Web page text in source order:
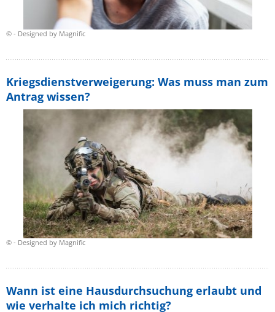
© - Designed by Magnific
© - Designed by Magnific
Kriegsdienstverweigerung: Was muss man zum
Antrag wissen?
Wann ist eine Hausdurchsuchung erlaubt und
wie verhalte ich mich richtig?